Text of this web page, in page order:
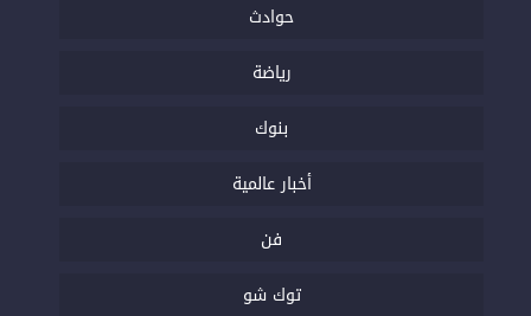
حوادث
رياضة
بنوك
أخبار عالمية
فن
توك شو